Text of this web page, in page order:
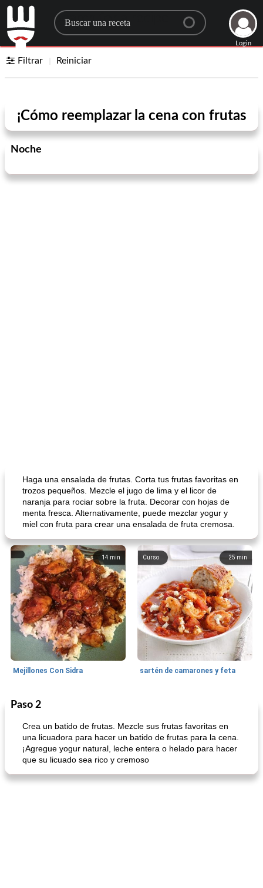
Search for a recipe
Login
Filtrar Reiniciar
¡Cómo reemplazar la cena con frutas
Noche
Haga una ensalada de frutas. Corta tus frutas favoritas en
trozos pequeños. Mezcle el jugo de lima y el licor de
naranja para rociar sobre la fruta. Decorar con hojas de
menta fresca. Alternativamente, puede mezclar yogur y
miel con fruta para crear una ensalada de fruta cremosa.
14 min
Mejillones Con Sidra
25 min
Curso
sartén de camarones y feta
Sopas, Guisos Y Chili
Paso 2
Crea un batido de frutas. Mezcle sus frutas favoritas en
una licuadora para hacer un batido de frutas para la cena.
¡Agregue yogur natural, leche entera o helado para hacer
que su licuado sea rico y cremoso